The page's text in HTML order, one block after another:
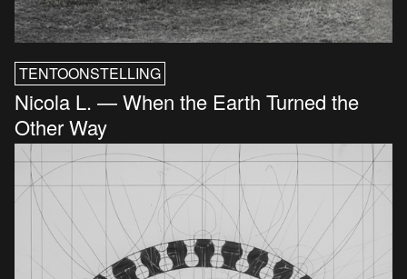
TENTOONSTELLING
Nicola L. — When the Earth Turned the
Other Way